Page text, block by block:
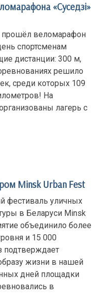
«Суседзi»
прошёл веломарафон
спортсменам
дистанции: 300 м,
решило
среди которых 109
На
лагерь с
Minsk Urban Fest
фестиваль уличных
в Беларуси Minsk
объединило более
и 15 000
подтверждает
жизни в нашей
дней площадки
в